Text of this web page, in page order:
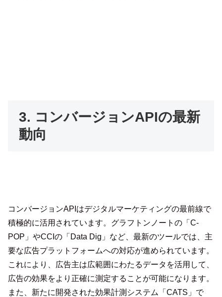
3. コンバージョンAPIの最新
動向
コンバージョンAPIはデジタルマーケティングの最前線で
積極的に活用されています。グラフトンノートの「C-
POP」やCCIの「Data Dig」など、最新のツールでは、主
要な広告プラットフォームへの対応が進められています。
これにより、広告主は広範囲にわたるデータを活用して、
広告の効果をより正確に測定することが可能になります。
また、新たに開発された効果計測システム「CATS」で